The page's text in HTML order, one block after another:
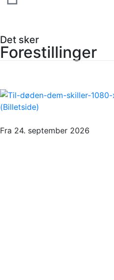
Det sker
Forestillinger
Fra 24. september 2026